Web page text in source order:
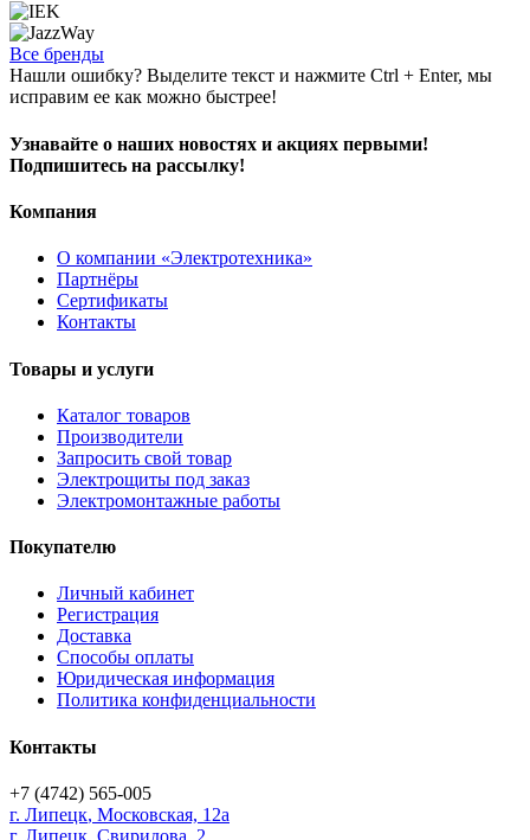
Все бренды
Нашли ошибку? Выделите текст и нажмите Ctrl + Enter, мы
исправим ее как можно быстрее!
Узнавайте о наших новостях и акциях первыми!
Подпишитесь на рассылку!
Компания
О компании «Электротехника»
Партнёры
Сертификаты
Контакты
Товары и услуги
Каталог товаров
Производители
Запросить свой товар
Электрощиты под заказ
Электромонтажные работы
Покупателю
Личный кабинет
Регистрация
Доставка
Способы оплаты
Юридическая информация
Политика конфиденциальности
Контакты
+7 (4742) 565-005
г. Липецк, Московская, 12а
г. Липецк, Свиридова, 2